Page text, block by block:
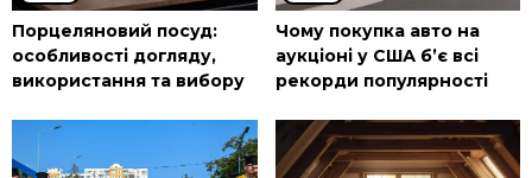
Порцеляновий посуд:
особливості догляду,
використання та вибору
Чому покупка авто на
аукціоні у США б’є всі
рекорди популярності